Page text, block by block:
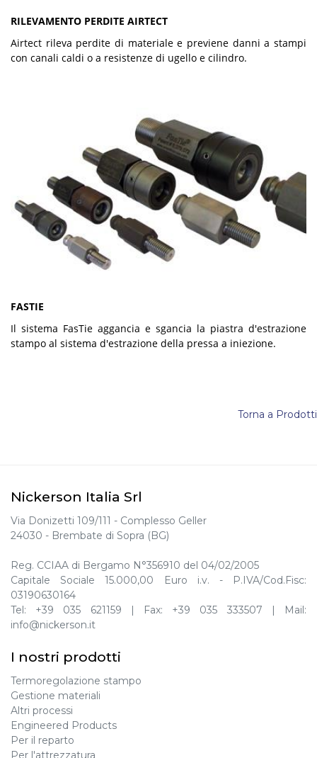
RILEVAMENTO PERDITE AIRTECT
Airtect rileva perdite di materiale e previene danni a stampi
con canali caldi o a resistenze di ugello e cilindro.
FASTIE
Il sistema FasTie aggancia e sgancia la piastra d'estrazione
stampo al sistema d'estrazione della pressa a iniezione.
Torna a Prodotti
Nickerson Italia Srl
Via Donizetti 109/111 - Complesso Geller
24030 - Brembate di Sopra (BG)
Reg. CCIAA di Bergamo N°356910 del 04/02/2005
Capitale Sociale 15.000,00 Euro i.v. - P.IVA/Cod.Fisc:
03190630164
Tel: +39 035 621159 | Fax: +39 035 333507 | Mail:
info@nickerson.it
I nostri prodotti
Termoregolazione stampo
Gestione materiali
Altri processi
Engineered Products
Per il reparto
Per l'attrezzatura